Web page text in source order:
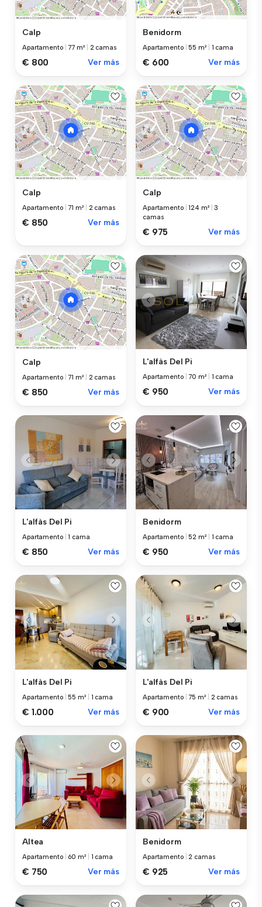
Calp
Apartamento |77 m² 2 camas
€ 800 Ver más
Benidorm
Apartamento |55 m² 1 cama
€ 600 Ver más
Calp
Apartamento |71 m² 2 camas
€ 850 Ver más
Calp
Apartamento |124 m² |3
camas
€ 975 Ver más
Calp
Apartamento |71 m² 2 camas
€ 850 Ver más
L'alfàs Del Pi
Apartamento |70 m² 1 cama
€ 950 Ver más
L'alfàs Del Pi
Apartamento |1 cama
€ 850 Ver más
Benidorm
Apartamento |52 m² 1 cama
€ 950 Ver más
L'alfàs Del Pi
Apartamento |55 m² 1 cama
€ 1.000 Ver más
L'alfàs Del Pi
Apartamento |75 m² 2 camas
€ 900 Ver más
Altea
Apartamento 60 m² 1 cama
€ 750 Ver más
Benidorm
Apartamento |2 camas
€ 925 Ver más